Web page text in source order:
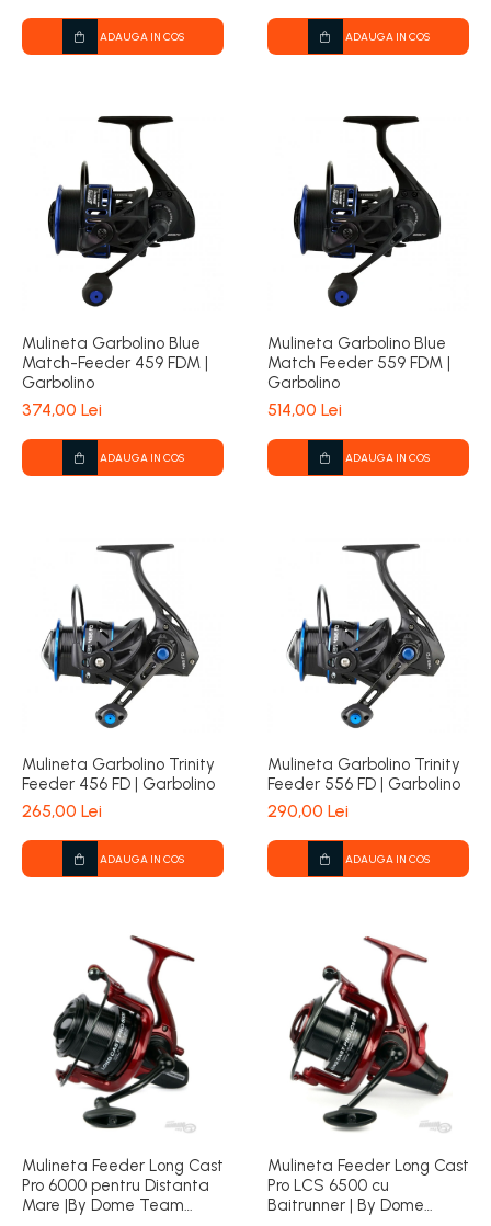
ADAUGA IN COS ADAUGA IN COS
Mulineta Garbolino Blue
Match-Feeder 459 FDM |
Garbolino
374,00 Lei
ADAUGA IN COS
Mulineta Garbolino Blue
Match Feeder 559 FDM |
Garbolino
514,00 Lei
ADAUGA IN COS
Mulineta Garbolino Trinity
Feeder 456 FD | Garbolino
265,00 Lei
ADAUGA IN COS
Mulineta Garbolino Trinity
Feeder 556 FD | Garbolino
290,00 Lei
ADAUGA IN COS
Mulineta Feeder Long Cast
Pro 6000 pentru Distanta
Mare |By Dome Team
Mulineta Feeder Long Cast
Pro LCS 6500 cu
Baitrunner | By Dome